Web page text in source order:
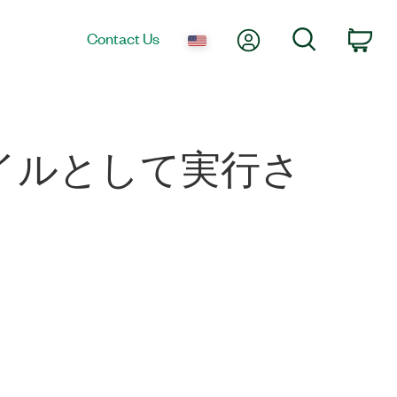
Contact Us My AccountSearch
として実行さ